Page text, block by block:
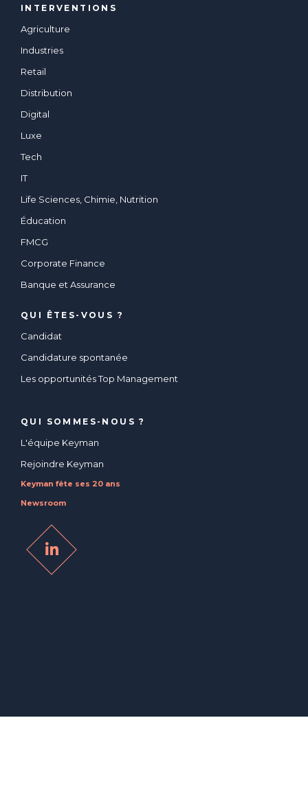
INTERVENTIONS
Agriculture
Industries
Retail
Distribution
Digital
Luxe
Tech
IT
Life Sciences, Chimie, Nutrition
Éducation
FMCG
Corporate Finance
Banque et Assurance
QUI ÊTES-VOUS ?
Candidat
Candidature spontanée
Les opportunités Top Management
QUI SOMMES-NOUS ?
L'équipe Keyman
Rejoindre Keyman
Keyman fête ses 20 ans
Newsroom